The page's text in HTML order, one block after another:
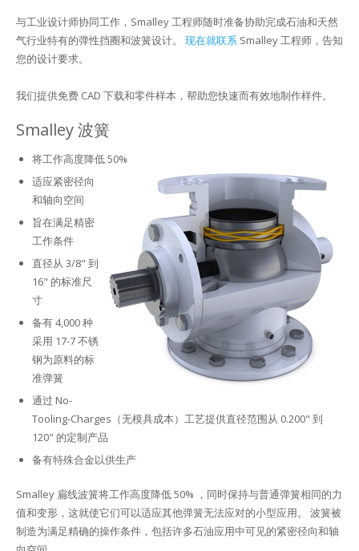
与工业设计师协同工作，Smalley 工程师随时准备协助完成石油和天然
气行业特有的弹性挡圈和波簧设计。 现在就联系 Smalley 工程师，告知
您的设计要求。
我们提供免费 CAD 下载和零件样本，帮助您快速而有效地制作样件。
Smalley 波簧
将工作高度降低 50%
适应紧密径向
和轴向空间
旨在满足精密
工作条件
直径从 3/8" 到
16" 的标准尺
寸
备有 4,000 种
采用 17-7 不锈
钢为原料的标
准弹簧
通过 No-
Tooling-Charges（无模具成本）工艺提供直径范围从 0.200" 到
120" 的定制产品
备有特殊合金以供生产
Smalley 扁线波簧将工作高度降低 50% ，同时保持与普通弹簧相同的力
值和变形，这就使它们可以适应其他弹簧无法应对的小型应用。 波簧被
制造为满足精确的操作条件，包括许多石油应用中可见的紧密径向和轴